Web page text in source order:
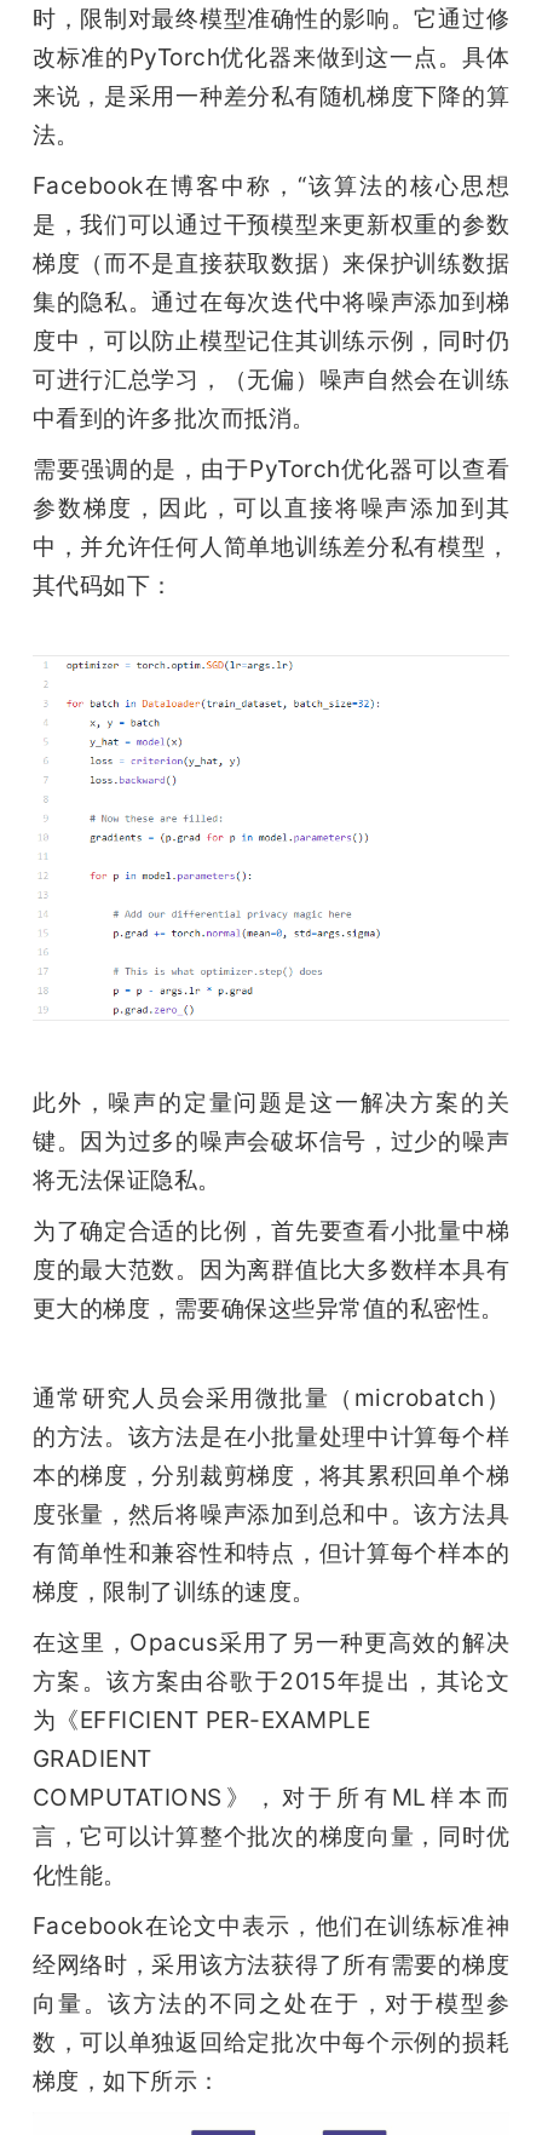
时，限制对最终模型准确性的影响。它通过修
改标准的PyTorch优化器来做到这一点。具体
来说，是采用一种差分私有随机梯度下降的算
法。
Facebook在博客中称，“该算法的核心思想
是，我们可以通过干预模型来更新权重的参数
梯度（而不是直接获取数据）来保护训练数据
集的隐私。通过在每次迭代中将噪声添加到梯
度中，可以防止模型记住其训练示例，同时仍
可进行汇总学习，（无偏）噪声自然会在训练
中看到的许多批次而抵消。
需要强调的是，由于PyTorch优化器可以查看
参数梯度，因此，可以直接将噪声添加到其
中，并允许任何人简单地训练差分私有模型，
其代码如下：
此外，噪声的定量问题是这一解决方案的关
键。因为过多的噪声会破坏信号，过少的噪声
将无法保证隐私。
为了确定合适的比例，首先要查看小批量中梯
度的最大范数。因为离群值比大多数样本具有
更大的梯度，需要确保这些异常值的私密性。
通常研究人员会采用微批量（microbatch）
的方法。该方法是在小批量处理中计算每个样
本的梯度，分别裁剪梯度，将其累积回单个梯
度张量，然后将噪声添加到总和中。该方法具
有简单性和兼容性和特点，但计算每个样本的
梯度，限制了训练的速度。
在这里，Opacus采用了另一种更高效的解决
方案。该方案由谷歌于2015年提出，其论文
为《EFFICIENT PER-EXAMPLE
GRADIENT
COMPUTATIONS》，对于所有ML样本而
言，它可以计算整个批次的梯度向量，同时优
化性能。
Facebook在论文中表示，他们在训练标准神
经网络时，采用该方法获得了所有需要的梯度
向量。该方法的不同之处在于，对于模型参
数，可以单独返回给定批次中每个示例的损耗
梯度，如下所示：